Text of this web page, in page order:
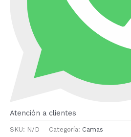
Atención a clientes
SKU: N/D Categoría: Camas